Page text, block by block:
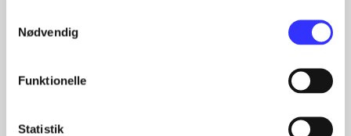
Nødvendig
Funktionelle
Statistik
Fra